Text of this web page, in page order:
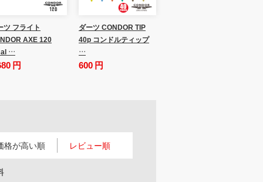
ツ フライト
AXE 120
…
円
ダーツ CONDOR TIP
40p コンドルティップ
…
600 円
格が高い順 レビュー順